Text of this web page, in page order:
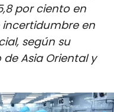
por ciento en
incertidumbre en
según su
Asia Oriental y